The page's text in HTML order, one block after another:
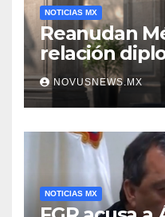
NOTICIAS MX
Reanudan
relación
NOVUSNEWS.MX
NOTICIAS MX